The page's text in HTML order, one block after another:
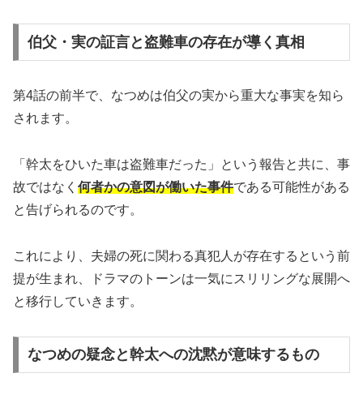
伯父・実の証言と盗難車の存在が導く真相
第4話の前半で、なつめは伯父の実から重大な事実を知ら
されます。
「幹太をひいた車は盗難車だった」という報告と共に、事
故ではなく 何者かの意図が働いた事件である可能性がある
と告げられるのです。
これにより、夫婦の死に関わる真犯人が存在するという前
提が生まれ、ドラマのトーンは一気にスリリングな展開へ
と移行していきます。
なつめの疑念と幹太への沈黙が意味するもの